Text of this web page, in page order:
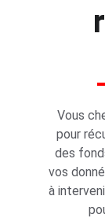
Vous
pour
des
vos
à